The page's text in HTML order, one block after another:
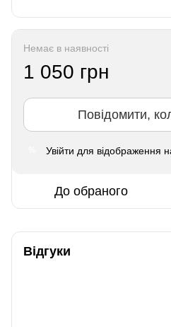
Немає в наявності
1 050 грн
Повідомити,
Увійти для відображення
До обраного
Відгуки